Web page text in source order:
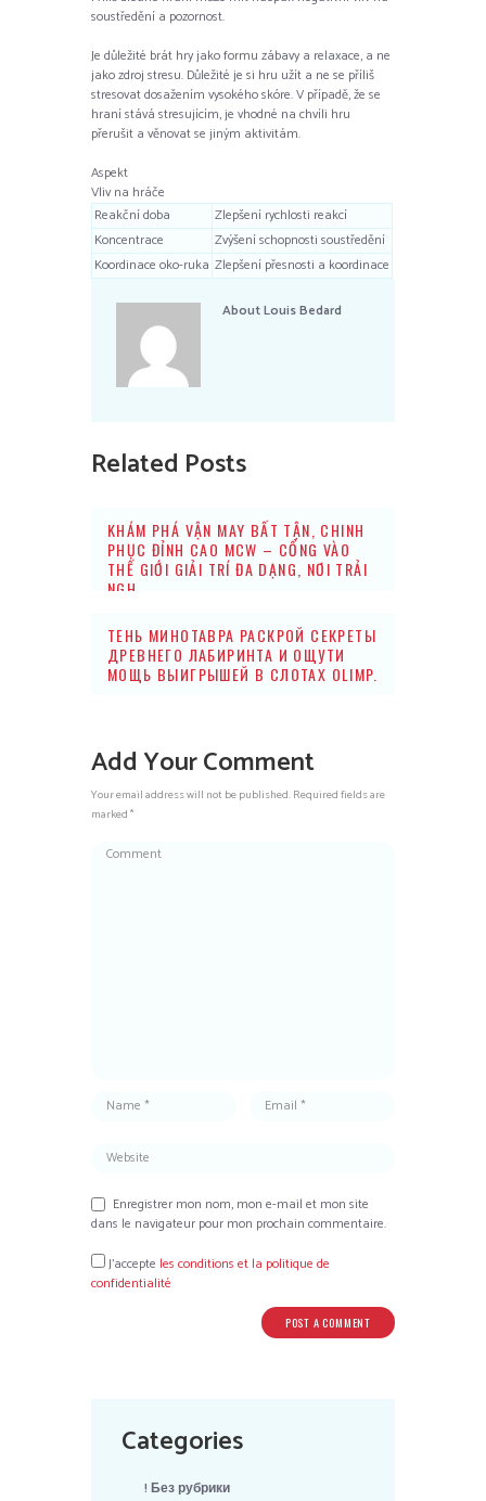
soustředění a pozornost.
Je důležité brát hry jako formu zábavy a relaxace, a ne
jako zdroj stresu. Důležité je si hru užít a ne se příliš
stresovat dosažením vysokého skóre. V případě, že se
hraní stává stresujícím, je vhodné na chvíli hru
přerušit a věnovat se jiným aktivitám.
Aspekt
Vliv na hráče
Reakční doba
Zlepšení rychlosti reakcí
Koncentrace
Zvýšení schopnosti soustředění
Koordinace oko-ruka Zlepšení přesnosti a koordinace
AboutLouis Bedard
Related Posts
KHÁM PHÁ VẬN MAY BẤT TẬN, CHINH
PHỤC ĐỈNH CAO MCW – CỔNG VÀO
THẾ GIỚI GIẢI TRÍ ĐA DẠNG, NƠI TRẢI
NGH
ТЕНЬ МИНОТАВРА РАСКРОЙ СЕКРЕТЫ
ДРЕВНЕГО ЛАБИРИНТА И ОЩУТИ
МОЩЬ ВЫИГРЫШЕЙ В СЛОТАХ OLIMP.
Add Your Comment
Your email address will not be published. Required fields are
marked *
Enregistrer mon nom, mon e-mail et mon site
dans le navigateur pour mon prochain commentaire.
J’accepte les conditions et la politique de
confidentialité
Categories
! Без рубрики